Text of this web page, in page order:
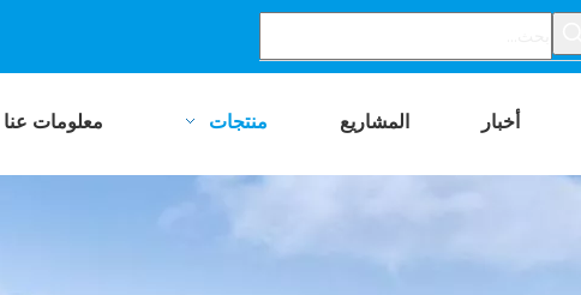
أخبار المشاريع منتجات معلومات عنا